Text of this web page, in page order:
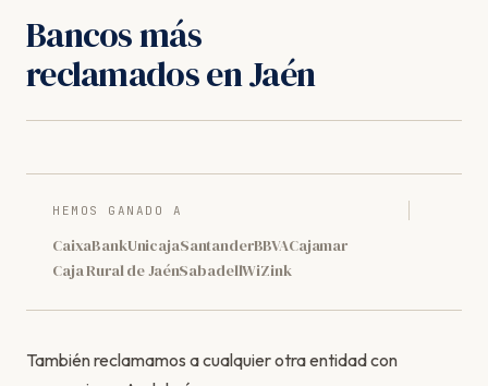
Bancos más
reclamados en Jaén
HEMOS GANADO A
CaixaBankUnicajaSantanderBBVACajamar
Caja Rural de JaénSabadellWiZink
También reclamamos a cualquier otra entidad con